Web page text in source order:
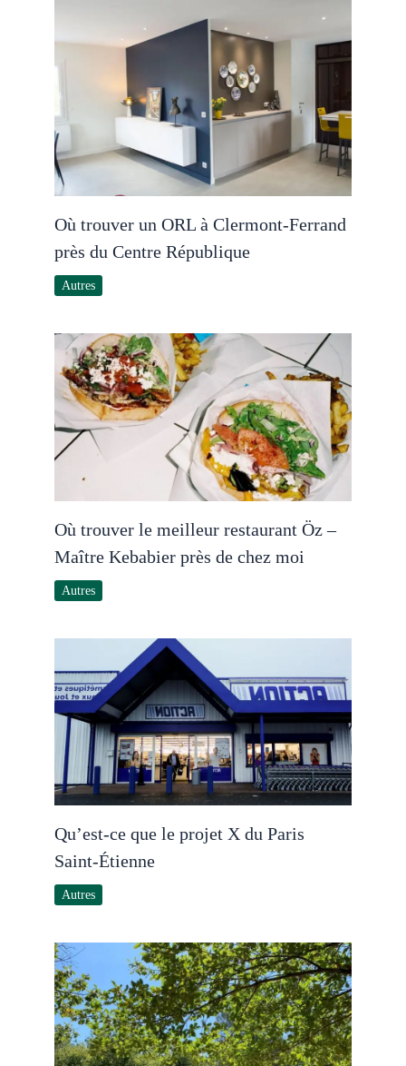
Où trouver un ORL à Clermont-Ferrand
près du Centre République
Autres
Où trouver le meilleur restaurant Öz –
Maître Kebabier près de chez moi
Autres
Qu’est-ce que le projet X du Paris
Saint-Étienne
Autres